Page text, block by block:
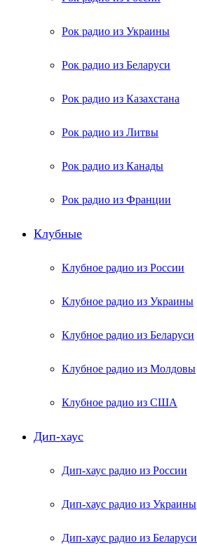
Рок радио из Украины
Рок радио из Беларуси
Рок радио из Казахстана
Рок радио из Литвы
Рок радио из Канады
Рок радио из Франции
Клубные
Клубное радио из России
Клубное радио из Украины
Клубное радио из Беларуси
Клубное радио из Молдовы
Клубное радио из США
Дип-хаус
Дип-хаус радио из России
Дип-хаус радио из Украины
Дип-хаус радио из Беларуси